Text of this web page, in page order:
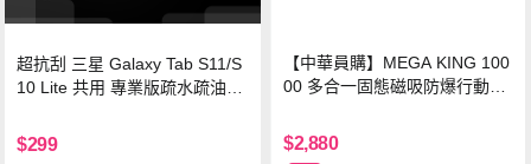
超抗刮 三星 Galaxy Tab S11/S
10 Lite 共用 專業版疏水疏油9H
$299
【中華員購】MEGA KING 100
00 多合一固態磁吸防爆行動電
$2,880